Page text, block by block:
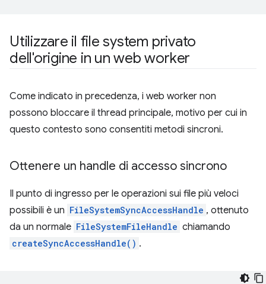
Utilizzare il file system privato
dell'origine in un web worker
Come indicato in precedenza, i web worker non
possono bloccare il thread principale, motivo per cui in
questo contesto sono consentiti metodi sincroni.
Ottenere un handle di accesso sincrono
Il punto di ingresso per le operazioni sui file più veloci
possibili è un FileSystemSyncAccessHandle , ottenuto
da un normale FileSystemFileHandle chiamando
createSyncAccessHandle() .